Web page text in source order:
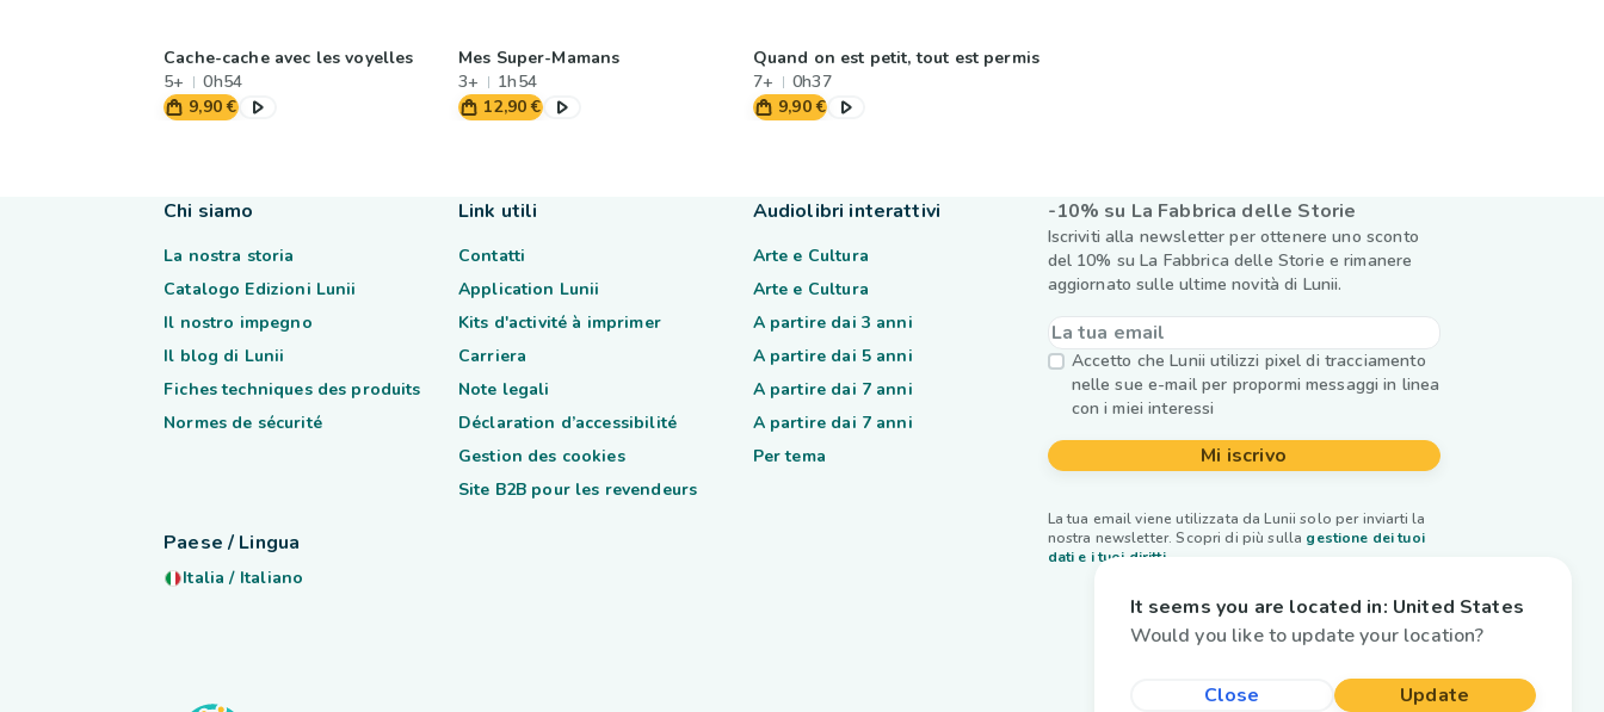
Cache-cache avec les voyelles
5+
0h54
9,90 €
Mes Super-Mamans
3+
1h54
12,90 €
Quand on est petit, tout est permis
7+
0h37
9,90 €
-10% su La Fabbrica delle Storie
Iscriviti alla newsletter per ottenere uno sconto
del 10% su La Fabbrica delle Storie e rimanere
aggiornato sulle ultime novità di Lunii.
Accetto che Lunii utilizzi pixel di tracciamento
nelle sue e-mail per propormi messaggi in linea
con i miei interessi
Mi iscrivo
La tua email viene utilizzata da Lunii solo per inviarti la
nostra newsletter. Scopri di più sulla gestione dei tuoi
dati e i tuoi diritti.
Chi siamo
La nostra storia
Catalogo Edizioni Lunii
Il nostro impegno
Il blog di Lunii
Fiches techniques des produits
Normes de sécurité
Link utili
Contatti
Application Lunii
Kits d'activité à imprimer
Carriera
Note legali
Déclaration d’accessibilité
Gestion des cookies
Site B2B pour les revendeurs
Audiolibri interattivi
Arte e Cultura
Arte e Cultura
A partire dai 3 anni
A partire dai 5 anni
A partire dai 7 anni
A partire dai 7 anni
Per tema
Paese / Lingua
Italia / Italiano
It seems you are located in: United States
Would you like to update your location?
Close Update